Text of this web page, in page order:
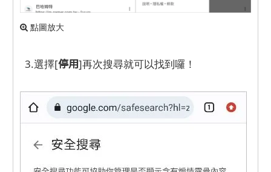
點圖放大
3.選擇[停用]再次搜尋就可以找到囉！